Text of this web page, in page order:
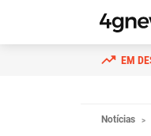
Notícias